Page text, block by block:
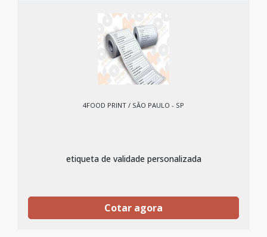
4FOOD PRINT / SÃO PAULO - SP
etiqueta de validade personalizada
Cotar agora